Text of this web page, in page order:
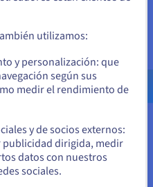
de copia
de OVHcloud. Puede
de manera segura.
Unidos, deberá buscar
USD - $
actual
utilizamos:
y personalización: que
según sus
medir el rendimiento de
y de socios externos:
dirigida, medir
datos con nuestros
sociales.